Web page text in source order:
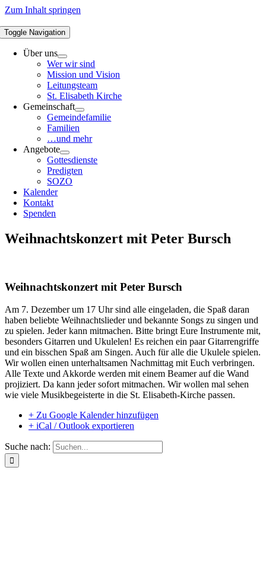
Zum Inhalt springen
Toggle Navigation
Über uns
Wer wir sind
Mission und Vision
Leitungsteam
St. Elisabeth Kirche
Gemeinschaft
Gemeindefamilie
Familien
…und mehr
Angebote
Gottesdienste
Predigten
SOZO
Kalender
Kontakt
Spenden
Weihnachtskonzert mit Peter Bursch
Weihnachtskonzert mit Peter Bursch
Am 7. Dezember um 17 Uhr sind alle eingeladen, die Spaß daran
haben beliebte Weihnachtslieder und bekannte Songs zu singen und
zu spielen. Jeder kann mitmachen. Bitte bringt Eure Instrumente mit,
besonders Gitarren und Ukulelen! Es reichen ein paar Gitarrengriffe
und ein bisschen Spaß am Singen. Auch für alle die Ukulele spielen.
Wir wollen einen unterhaltsamen Nachmittag mit Euch verbringen.
Alle Texte und Akkorde werden mit einem Beamer auf die Wand
projiziert. Da kann jeder sofort mitmachen. Wir wollen mal sehen
wie viele Musikbegeisterte in die St. Elisabeth-Kirche passen.
+ Zu Google Kalender hinzufügen
+ iCal / Outlook exportieren
Suche nach: